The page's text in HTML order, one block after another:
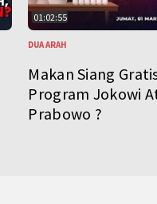
01:02:55
DUA ARAH
Makan Siang
Program Jokowi
Prabowo ?